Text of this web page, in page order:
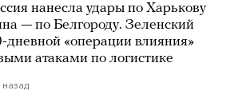
нанесла удары по Харькову
— по Белгороду. Зеленский
дневной «операции влияния»
атаками по логистике
назад